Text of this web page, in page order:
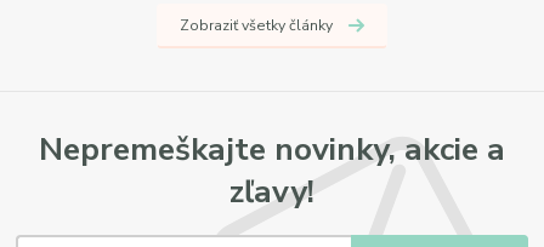
Zobraziť všetky články
Nepremeškajte novinky, akcie a
zľavy!